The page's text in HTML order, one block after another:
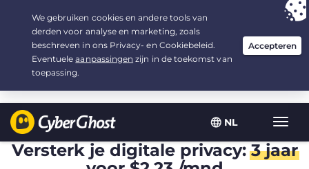
NL
Uw keuze:de beste aanbieding voor 3.3333333333333 jaar, voor $
2.23/maand
Versterk je digitale privacy:3 jaar